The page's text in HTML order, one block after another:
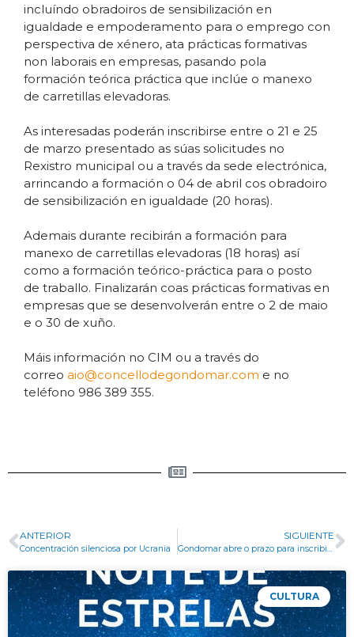
incluíndo obradoiros de sensibilización en
igualdade e empoderamento para o emprego con
perspectiva de xénero, ata prácticas formativas
non laborais en empresas, pasando pola
formación teórica práctica que inclúe o manexo
de carretillas elevadoras.
As interesadas poderán inscribirse entre o 21 e 25
de marzo presentado as súas solicitudes no
Rexistro municipal ou a través da sede electrónica,
arrincando a formación o 04 de abril cos obradoiro
de sensibilización en igualdade (20 horas).
Ademais durante recibirán a formación para
manexo de carretillas elevadoras (18 horas) así
como a formación teórico-práctica para o posto
de traballo. Finalizarán coas prácticas formativas en
empresas que se desenvolverán entre o 2 de maio
e o 30 de xuño.
Máis información no CIM ou a través do
correo aio@concellodegondomar.com e no
teléfono 986 389 355.
ANTERIOR
Concentración silenciosa por Ucrania
SIGUIENTE
Gondomar abre o prazo para inscribirse na 10ª edición do campus multideporte solidario de semana santa
CULTURA